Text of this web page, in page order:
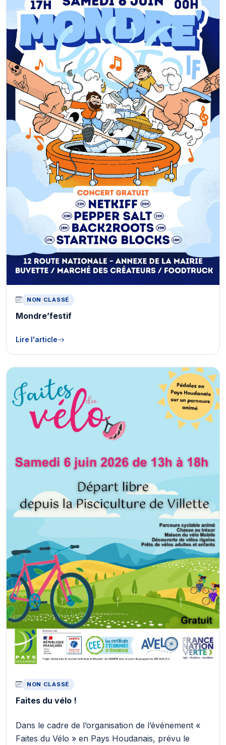
NON CLASSÉ
Mondre’festif
Lire l'article
NON CLASSÉ
Faites du vélo !
Dans le cadre de l’organisation de l’événement «
Faites du Vélo » en Pays Houdanais, prévu le